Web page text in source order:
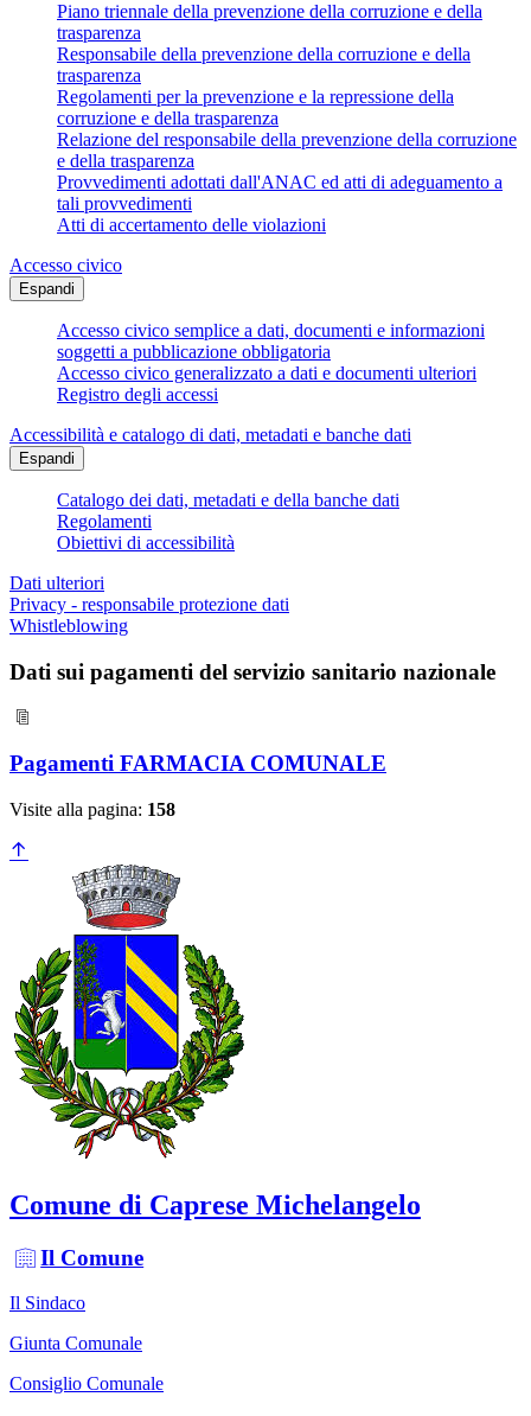
Piano triennale della prevenzione della corruzione e della
trasparenza
Responsabile della prevenzione della corruzione e della
trasparenza
Regolamenti per la prevenzione e la repressione della
corruzione e della trasparenza
Relazione del responsabile della prevenzione della corruzione
e della trasparenza
Provvedimenti adottati dall'ANAC ed atti di adeguamento a
tali provvedimenti
Atti di accertamento delle violazioni
Accesso civico
Espandi
Accesso civico semplice a dati, documenti e informazioni
soggetti a pubblicazione obbligatoria
Accesso civico generalizzato a dati e documenti ulteriori
Registro degli accessi
Accessibilità e catalogo di dati, metadati e banche dati
Espandi
Catalogo dei dati, metadati e della banche dati
Regolamenti
Obiettivi di accessibilità
Dati ulteriori
Privacy - responsabile protezione dati
Whistleblowing
Dati sui pagamenti del servizio sanitario nazionale
Pagamenti FARMACIA COMUNALE
Visite alla pagina: 158
Comune di Caprese Michelangelo
Il Comune
Il Sindaco
Giunta Comunale
Consiglio Comunale